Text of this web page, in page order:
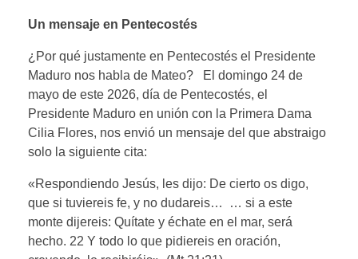
Un mensaje en Pentecostés
¿Por qué justamente en Pentecostés el Presidente
Maduro nos habla de Mateo? El domingo 24 de
mayo de este 2026, día de Pentecostés, el
Presidente Maduro en unión con la Primera Dama
Cilia Flores, nos envió un mensaje del que abstraigo
solo la siguiente cita:
«Respondiendo Jesús, les dijo: De cierto os digo,
que si tuviereis fe, y no dudareis… … si a este
monte dijereis: Quítate y échate en el mar, será
hecho. 22 Y todo lo que pidiereis en oración,